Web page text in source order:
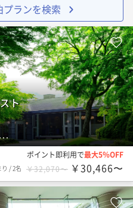
ランを検索
345
ト
ポイント即利用で最大5％OFF
/2名 ￥32,070〜 ￥30,466〜